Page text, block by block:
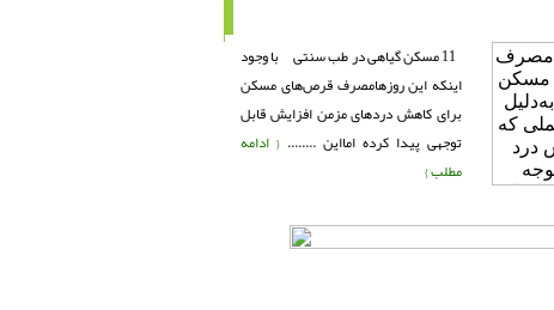
11 مسکن گیاهی در طب سنتی با وجود
اینکه این روزهامصرف قرص‌های مسکن
برای کاهش دردهای مزمن افزایش قابل
توجهی پیدا کرده امااین ........ { ادامه
مطلب }